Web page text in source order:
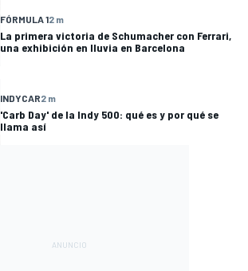
FÓRMULA 12 m
La primera victoria de Schumacher con Ferrari,
una exhibición en lluvia en Barcelona
INDYCAR2 m
'Carb Day' de la Indy 500: qué es y por qué se
llama así